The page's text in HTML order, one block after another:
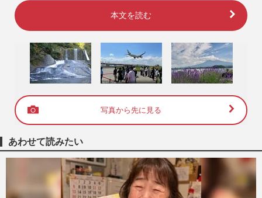
本文を読む
写真から先に見る
あわせて読みたい